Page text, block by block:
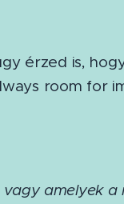
érzed is,
room for
amelyek a